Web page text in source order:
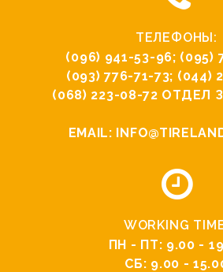
ТЕЛЕФОНЫ:
(096) 941-53-96; (095)
(093) 776-71-73; (044)
(068) 223-08-72 ОТДЕЛ
EMAIL:
WORKING
ПН - ПТ: 9.00 -
СБ: 9.00 -